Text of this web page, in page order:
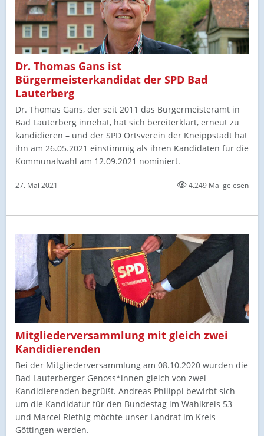
Dr. Thomas Gans ist
Bürgermeisterkandidat der SPD Bad
Lauterberg
Dr. Thomas Gans, der seit 2011 das Bürgermeisteramt in
Bad Lauterberg innehat, hat sich bereiterklärt, erneut zu
kandidieren – und der SPD Ortsverein der Kneippstadt hat
ihn am 26.05.2021 einstimmig als ihren Kandidaten für die
Kommunalwahl am 12.09.2021 nominiert.
27. Mai 2021 4.249 Mal gelesen
Mitgliederversammlung mit gleich zwei
Kandidierenden
Bei der Mitgliederversammlung am 08.10.2020 wurden die
Bad Lauterberger Genoss*innen gleich von zwei
Kandidierenden begrüßt. Andreas Philippi bewirbt sich
um die Kandidatur für den Bundestag im Wahlkreis 53
und Marcel Riethig möchte unser Landrat im Kreis
Göttingen werden.